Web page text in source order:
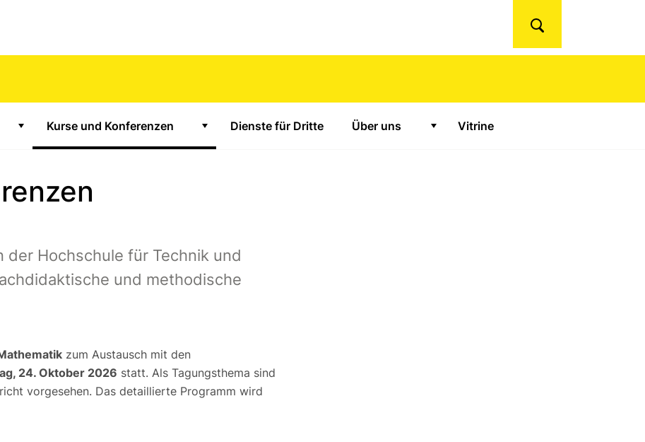
Zeige Untermenü für "Unterstützungsangebote"
Kurse und Konferenzen (Aktiv)
Zeige Untermenü für "Kurse und Konferenzen"
Dienste für Dritte Über uns
Zeige Untermenü für "Über uns"
Vitrine
Hochschule für Technik und
und methodische
zum Austausch mit den
24. Oktober 2026 statt. Als Tagungsthema sind
vorgesehen. Das detaillierte Programm wird